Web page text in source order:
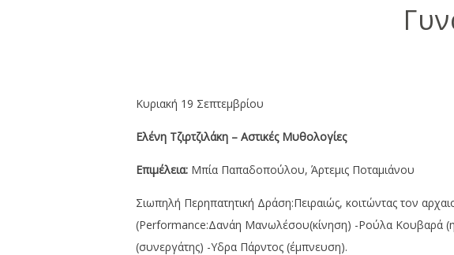
Κυριακή 19 Σεπτεμβρίου
Ελένη Τζιρτζιλάκη – Αστικές Μυθολογίες
Eπιμέλεια: Μπία Παπαδοπούλου, Άρτεμις Ποταμιάνου
Σιωπηλή Περηπατητική Δράση:Πειραιώς, κοιτώντας τον
(Performance:Δανάη Μανωλέσου(κίνηση) -Ρούλα Κουβαρά
(συνεργάτης) -Υδρα Πάρντος (έμπνευση).